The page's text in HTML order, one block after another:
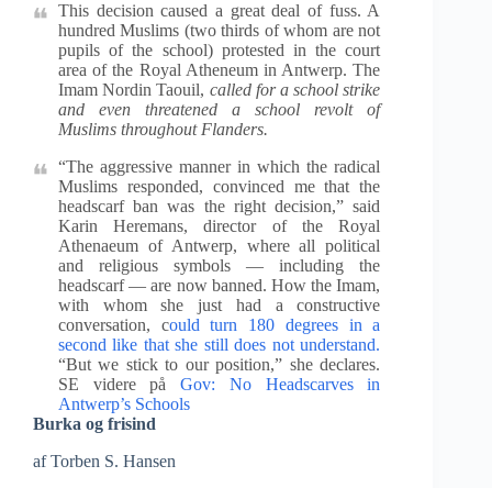
This decision caused a great deal of fuss. A
hundred Muslims (two thirds of whom are not
pupils of the school) protested in the court
area of the Royal Atheneum in Antwerp. The
Imam Nordin Taouil, called for a school strike
and even threatened a school revolt of
Muslims throughout Flanders.
“The aggressive manner in which the radical
Muslims responded, convinced me that the
headscarf ban was the right decision,” said
Karin Heremans, director of the Royal
Athenaeum of Antwerp, where all political
and religious symbols — including the
headscarf — are now banned. How the Imam,
with whom she just had a constructive
conversation, could turn 180 degrees in a
second like that she still does not understand.
“But we stick to our position,” she declares.
SE videre på Gov: No Headscarves in
Antwerp’s Schools
Burka og frisind
af Torben S. Hansen